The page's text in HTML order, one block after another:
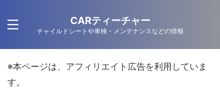
CARティーチャー
チャイルドシートや車検・メンテナンスなどの情報
※本ページは、アフィリエイト広告を利用していま
す。